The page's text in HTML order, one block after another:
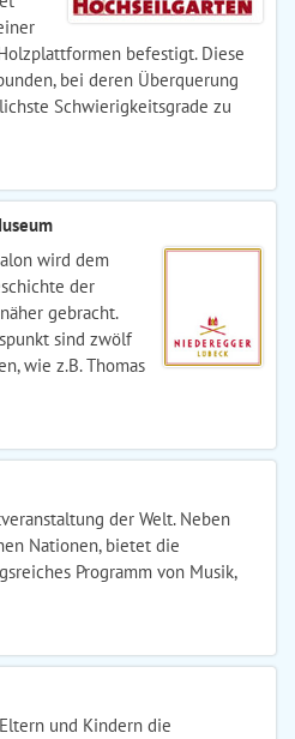
befestigt. Diese
bei deren Überquerung
Schwierigkeitsgrade zu
wird dem
der
gebracht.
sind zwölf
wie z.B. Thomas
der Welt. Neben
Nationen, bietet die
Programm von Musik,
und Kindern die